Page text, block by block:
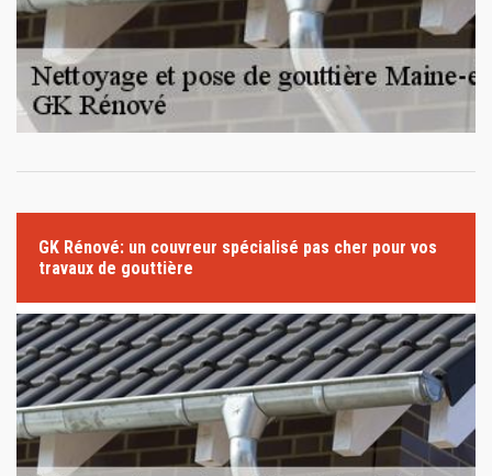
GK Rénové: un couvreur spécialisé pas cher pour vos
travaux de gouttière